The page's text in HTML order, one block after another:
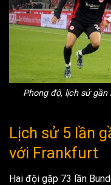
Phong độ, lịch sử
Lịch sử 5 lần
với Frankfurt
Hai đội gặp 73 lần